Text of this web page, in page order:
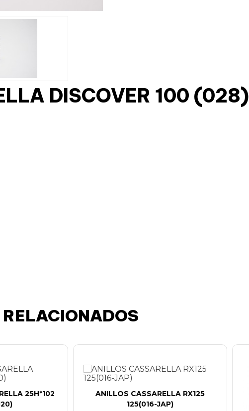
DISCOVER 100 (028)
RELACIONADOS
25H*102
ANILLOS CASSARELLA RX125
125(016-JAP)